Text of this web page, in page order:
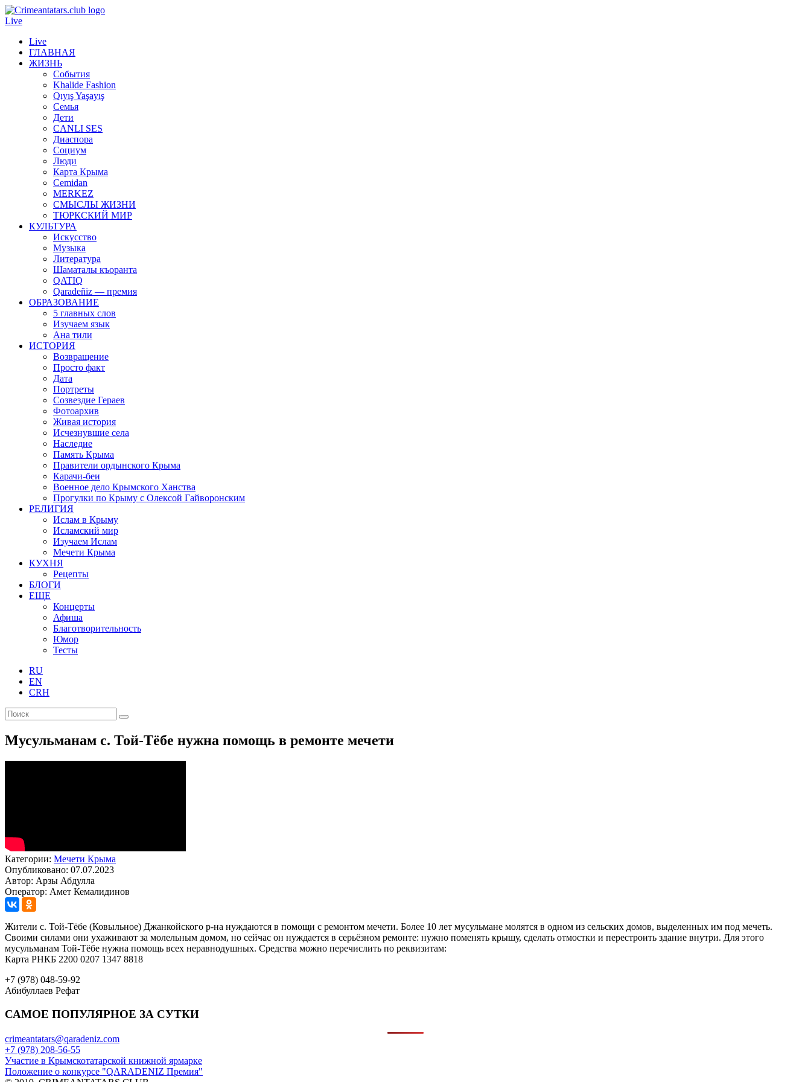
Live
Live
ГЛАВНАЯ
ЖИЗНЬ
События
Khalide Fashion
Qıyış Yaşayış
Семья
Дети
CANLI SES
Диаспора
Социум
Люди
Карта Крыма
Cemidan
МERKEZ
СМЫСЛЫ ЖИЗНИ
ТЮРКСКИЙ МИР
КУЛЬТУРА
Искусство
Музыка
Литература
Шаматалы къоранта
QATIQ
Qaradeñiz — премия
ОБРАЗОВАНИЕ
5 главных слов
Изучаем язык
Ана тили
ИСТОРИЯ
Возвращение
Просто факт
Дата
Портреты
Созвездие Гераев
Фотоархив
Живая история
Исчезнувшие села
Наследие
Память Крыма
Правители ордынского Крыма
Карачи-беи
Военное дело Крымского Ханства
Прогулки по Крыму с Олексой Гайворонским
РЕЛИГИЯ
Ислам в Крыму
Исламский мир
Изучаем Ислам
Мечети Крыма
КУХНЯ
Рецепты
БЛОГИ
ЕЩЕ
Концерты
Афиша
Благотворительность
Юмор
Тесты
RU
EN
CRH
Мусульманам с. Той-Тёбе нужна помощь в ремонте мечети
Категории: Мечети Крыма
Опубликовано: 07.07.2023
Автор: Арзы Абдулла
Оператор: Амет Кемалидинов
Жители с. Той-Тёбе (Ковыльное) Джанкойского р-на нуждаются в помощи с ремонтом мечети. Более 10 лет мусульмане молятся в одном из сельских домов, выделенных им под мечеть.
Своими силами они ухаживают за молельным домом, но сейчас он нуждается в серьёзном ремонте: нужно поменять крышу, сделать отмостки и перестроить здание внутри. Для этого
мусульманам Той-Тёбе нужна помощь всех неравнодушных. Средства можно перечислить по реквизитам:
Карта РНКБ 2200 0207 1347 8818
+7 (978) 048-59-92
Абибуллаев Рефат
САМОЕ ПОПУЛЯРНОЕ ЗА СУТКИ
crimeantatars@qaradeniz.com
+7 (978) 208-56-55
Участие в Крымскотатарской книжной ярмарке
Положение о конкурсе "QARADENIZ Премия"